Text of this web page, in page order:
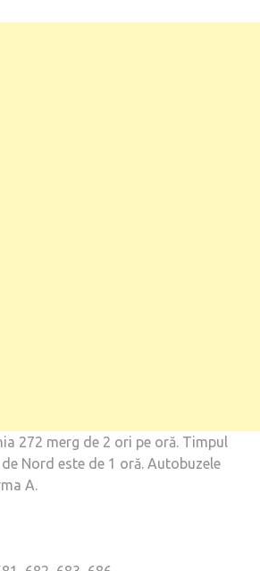
272 merg de 2 ori pe oră. Timpul
Nord este de 1 oră. Autobuzele
A.